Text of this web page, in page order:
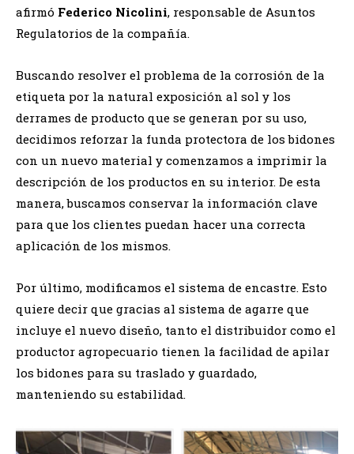
afirmó Federico Nicolini, responsable de Asuntos
Regulatorios de la compañía.
Buscando resolver el problema de la corrosión de la
etiqueta por la natural exposición al sol y los
derrames de producto que se generan por su uso,
decidimos reforzar la funda protectora de los bidones
con un nuevo material y comenzamos a imprimir la
descripción de los productos en su interior. De esta
manera, buscamos conservar la información clave
para que los clientes puedan hacer una correcta
aplicación de los mismos.
Por último, modificamos el sistema de encastre. Esto
quiere decir que gracias al sistema de agarre que
incluye el nuevo diseño, tanto el distribuidor como el
productor agropecuario tienen la facilidad de apilar
los bidones para su traslado y guardado,
manteniendo su estabilidad.